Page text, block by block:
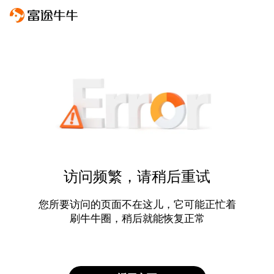
访问频繁，请稍后重试
您所要访问的页面不在这儿，它可能正忙着
刷牛牛圈，稍后就能恢复正常